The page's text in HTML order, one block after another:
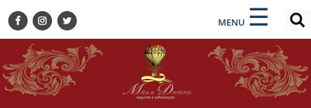
MENU ☰
×
BELEZA
BUSINESS E NEGÓCIOS
CULTURA
×
ENCONTRE SUA NOTÍCIA